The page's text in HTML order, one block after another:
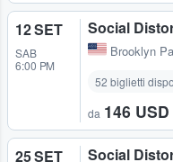
12 SET
SAB
6:00 PM
Social
Brooklyn
52 biglietti
da 146 USD
25 SET Social